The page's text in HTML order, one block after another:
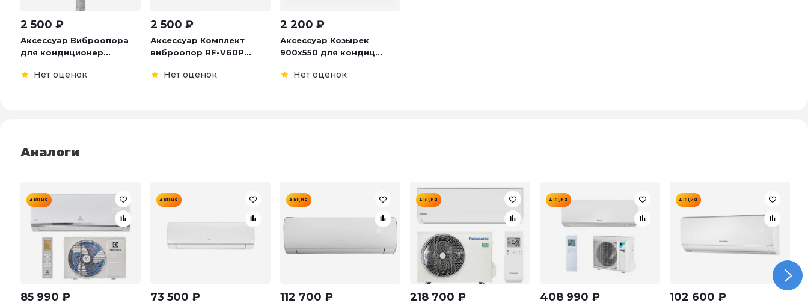
2 500 ₽
Аксессуар Виброопора
для кондиционер...
Нет оценок
2 500 ₽
Аксессуар Комплект
виброопор RF-V60P...
Нет оценок
2 200 ₽
Аксессуар Козырек
900х550 для кондиц...
Нет оценок
Аналоги
АКЦИЯ
85 990 ₽
АКЦИЯ
73 500 ₽
АКЦИЯ
112 700 ₽
АКЦИЯ
218 700 ₽
АКЦИЯ
408 990 ₽
АКЦИЯ
102 600 ₽